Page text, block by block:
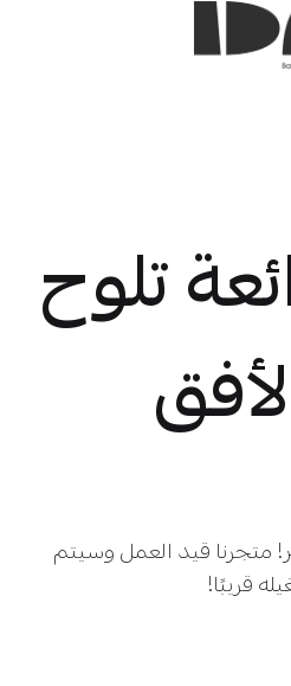
تلوح
متجرنا قيد العمل وسيتم
قريبًا!